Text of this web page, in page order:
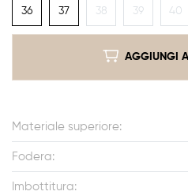
36 37 38 39 40
AGGIUNGI
Materiale superiore:
Fodera:
Imbottitura: